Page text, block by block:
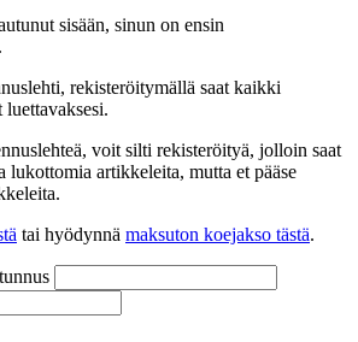
sisään, sinun on ensin
.
rekisteröitymällä saat kaikki
voit silti rekisteröityä, jolloin saat
lukottomia artikkeleita, mutta et pääse
tai hyödynnä maksuton koejakso tästä.